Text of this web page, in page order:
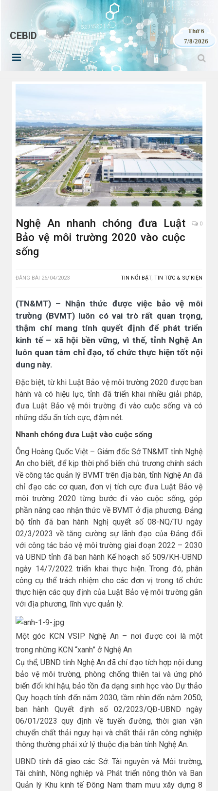
CEBID
Thứ 6
7/8/2026
Nghệ An nhanh chóng đưa Luật
Bảo vệ môi trường 2020 vào cuộc
sống
0
ĐĂNG BÀI 26/04/2023 TIN NỔI BẬT, TIN TỨC & SỰ KIỆN
(TN&MT) – Nhận thức được việc bảo vệ môi
trường (BVMT) luôn có vai trò rất quan trọng,
thậm chí mang tính quyết định để phát triển
kinh tế – xã hội bền vững, vì thế, tỉnh Nghệ An
luôn quan tâm chỉ đạo, tổ chức thực hiện tốt nội
dung này.
Đặc biệt, từ khi Luật Bảo vệ môi trường 2020 được ban
hành và có hiệu lực, tỉnh đã triển khai nhiều giải pháp,
đưa Luật Bảo vệ môi trường đi vào cuộc sống và có
những dấu ấn tích cực, đậm nét.
Nhanh chóng đưa Luật vào cuộc sống
Ông Hoàng Quốc Việt – Giám đốc Sở TN&MT tỉnh Nghệ
An cho biết, để kịp thời phổ biến chủ trương chính sách
về công tác quản lý BVMT trên địa bàn, tỉnh Nghệ An đã
chỉ đạo các cơ quan, đơn vị tích cực đưa Luật Bảo vệ
môi trường 2020 từng bước đi vào cuộc sống, góp
phần nâng cao nhận thức về BVMT ở địa phương. Đảng
bộ tỉnh đã ban hành Nghị quyết số 08-NQ/TU ngày
02/3/2023 về tăng cường sự lãnh đạo của Đảng đối
với công tác bảo vệ môi trường giai đoạn 2022 – 2030
và UBND tỉnh đã ban hành Kế hoạch số 509/KH-UBND
ngày 14/7/2022 triển khai thực hiện. Trong đó, phân
công cụ thể trách nhiệm cho các đơn vị trong tổ chức
thực hiện các quy định của Luật Bảo vệ môi trường gắn
với địa phương, lĩnh vực quản lý.
Một góc KCN VSIP Nghệ An – nơi được coi là một
trong những KCN “xanh” ở Nghệ An
Cụ thể, UBND tỉnh Nghệ An đã chỉ đạo tích hợp nội dung
bảo vệ môi trường, phòng chống thiên tai và ứng phó
biến đổi khí hậu, bảo tồn đa dạng sinh học vào Dự thảo
Quy hoạch tỉnh đến năm 2030, tầm nhìn đến năm 2050;
ban hành Quyết định số 02/2023/QĐ-UBND ngày
06/01/2023 quy định về tuyến đường, thời gian vận
chuyển chất thải nguy hại và chất thải rắn công nghiệp
thông thường phải xử lý thuộc địa bàn tỉnh Nghệ An.
UBND tỉnh đã giao các Sở: Tài nguyên và Môi trường,
Tài chính, Nông nghiệp và Phát triển nông thôn và Ban
Quản lý Khu kinh tế Đông Nam tham mưu xây dựng 8